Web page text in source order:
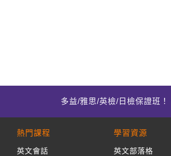
多益/雅思/英檢/日檢保證班！
熱門課程
英文會話
學習資源
英文部落格